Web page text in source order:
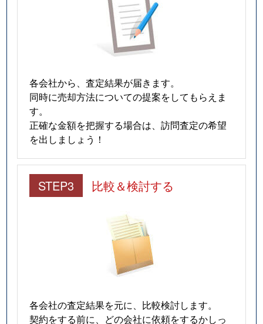
各会社から、査定結果が届きます。
同時に売却方法についての提案をしてもらえま
す。
正確な金額を把握する場合は、訪問査定の希望
を出しましょう！
STEP3 比較＆検討する
各会社の査定結果を元に、比較検討します。
契約をする前に、どの会社に依頼をするかしっ